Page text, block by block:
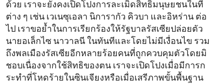
ด้วย เราจะยังคงเปิดโปงการละเมิดสิทธิมนุษยชนในที่
ต่าง ๆ เช่น เวเนซุเอลา นิการากัว คิวบา และอิหร่าน ต่อ
ไป เราขอย้ำในการเรียกร้องให้รัฐบาลรัสเซียปล่อยตัว
นายอเล็กไซ นาวาลนี ในทันทีและโดยไม่มีเงื่อนไข รวม
ถึงพลเมืองรัสเซียอีกหลายร้อยคนที่ถูกควบคุมตัวโดยมิ
ชอบเนื่องจากใช้สิทธิของตน เราจะเปิดโปงเมื่อมีการก
ระทำที่โหดร้ายในซินเจียงหรือเมื่อเสรีภาพขั้นพื้นฐาน